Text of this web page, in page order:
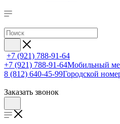
+7 (921) 788-91-64
+7 (921) 788-91-64Мобильный
8 (812) 640-45-99Городской
Заказать звонок